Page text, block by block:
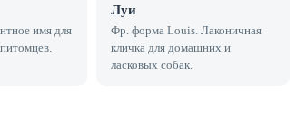
имя для
Луи
Фр. форма Louis. Лаконичная
кличка для домашних и
ласковых собак.